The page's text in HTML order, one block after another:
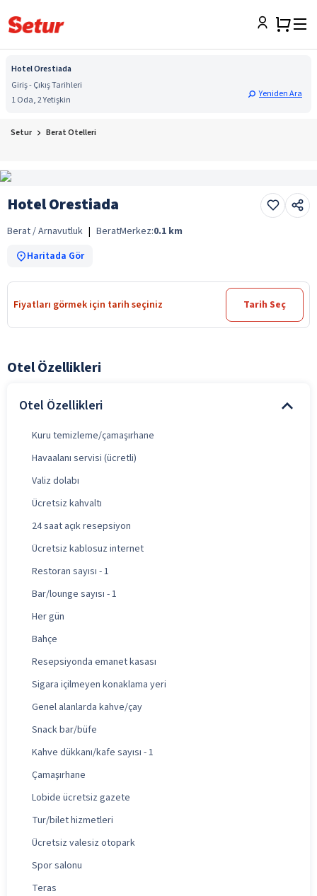
Hotel Orestiada
Giriş - Çıkış Tarihleri
1 Oda, 2 Yetişkin
Yeniden Ara
Setur Berat Otelleri
Hotel Orestiada
Berat / Arnavutluk | BeratMerkez:0.1 km
Haritada Gör
Fiyatları görmek için tarih seçiniz Tarih Seç
Otel Özellikleri
Otel Özellikleri
Kuru temizleme/çamaşırhane
Havaalanı servisi (ücretli)
Valiz dolabı
Ücretsiz kahvaltı
24 saat açık resepsiyon
Ücretsiz kablosuz internet
Restoran sayısı - 1
Bar/lounge sayısı - 1
Her gün
Bahçe
Resepsiyonda emanet kasası
Sigara içilmeyen konaklama yeri
Genel alanlarda kahve/çay
Snack bar/büfe
Kahve dükkanı/kafe sayısı - 1
Çamaşırhane
Lobide ücretsiz gazete
Tur/bilet hizmetleri
Ücretsiz valesiz otopark
Spor salonu
Teras